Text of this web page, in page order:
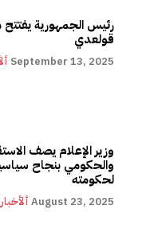
رئيس الجمهورية
قولعدي
September 13, 2025
وزير الإعلام يصف
والحكومي بنجاح
لحكومته
August 23, 2025